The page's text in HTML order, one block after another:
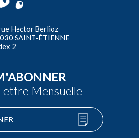
Hector Berlioz
SAINT-ÉTIENNE
2
Mensuelle